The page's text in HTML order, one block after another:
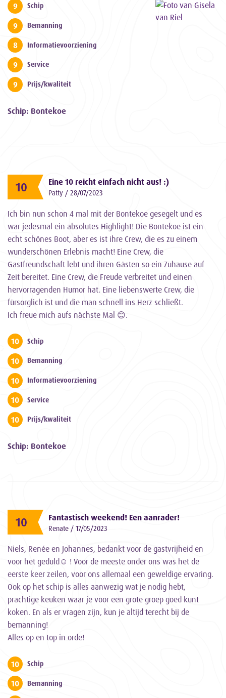
9 Schip
9 Bemanning
8 Informatievoorziening
9 Service
9 Prijs/kwaliteit
Schip: Bontekoe
10 Eine 10 reicht einfach nicht aus! :)
Patty / 28/07/2023
Ich bin nun schon 4 mal mit der Bontekoe gesegelt und es
war jedesmal ein absolutes Highlight! Die Bontekoe ist ein
echt schönes Boot, aber es ist ihre Crew, die es zu einem
wunderschönen Erlebnis macht! Eine Crew, die
Gastfreundschaft lebt und ihren Gästen so ein Zuhause auf
Zeit bereitet. Eine Crew, die Freude verbreitet und einen
hervorragenden Humor hat. Eine liebenswerte Crew, die
fürsorglich ist und die man schnell ins Herz schließt.
Ich freue mich aufs nächste Mal 😊.
10 Schip
10 Bemanning
10 Informatievoorziening
10 Service
10 Prijs/kwaliteit
Schip: Bontekoe
10 Fantastisch weekend! Een aanrader!
Renate / 17/05/2023
Niels, Renée en Johannes, bedankt voor de gastvrijheid en
voor het geduld☺ ! Voor de meeste onder ons was het de
eerste keer zeilen, voor ons allemaal een geweldige ervaring.
Ook op het schip is alles aanwezig wat je nodig hebt,
prachtige keuken waar je voor een grote groep goed kunt
koken. En als er vragen zijn, kun je altijd terecht bij de
bemanning!
Alles op en top in orde!
10 Schip
10 Bemanning